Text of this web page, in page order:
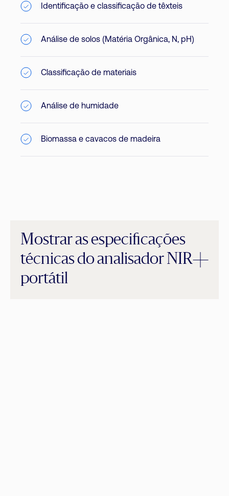
Identificação e classificação de têxteis
Análise de solos (Matéria Orgânica, N, pH)
Classificação de materiais
Análise de humidade
Biomassa e cavacos de madeira
Mostrar as especificações
técnicas do analisador NIR
portátil